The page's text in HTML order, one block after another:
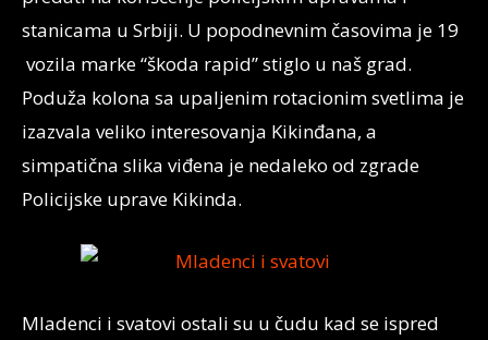
stanicama u Srbiji. U popodnevnim časovima je 19
vozila marke “škoda rapid” stiglo u naš grad.
Poduža kolona sa upaljenim rotacionim svetlima je
izazvala veliko interesovanja Kikinđana, a
simpatična slika viđena je nedaleko od zgrade
Policijske uprave Kikinda.
Mladenci i svatovi ostali su u čudu kad se ispred